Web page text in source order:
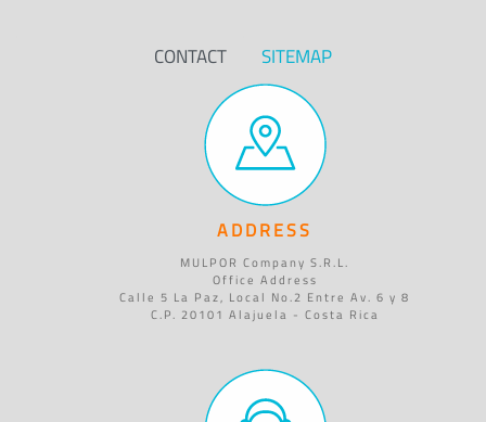
CONTACT SITEMAP
ADDRESS
MULPOR Company S.R.L.
Office Address
Calle 5 La Paz, Local No.2 Entre Av. 6 y 8
C.P. 20101 Alajuela - Costa Rica